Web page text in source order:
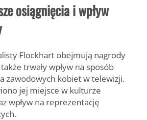
osiągnięcia i wpływ
Flockhart obejmują nagrody
trwały wpływ na sposób
zawodowych kobiet w telewizji.
jej miejsce w kulturze
wpływ na reprezentację